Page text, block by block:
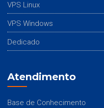
VPS Linux
VPS Windows
Dedicado
Atendimento
Base de Conhecimento